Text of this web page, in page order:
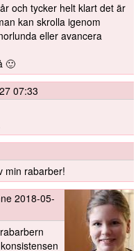
och tycker helt klart det är
kan skrolla igenom
eller avancera
🙂
07:33
min rabarber!
2018-05-